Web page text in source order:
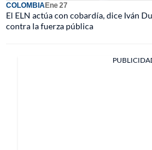
COLOMBIAEne 27
El ELN actúa con cobardía, dice Iván
contra la fuerza pública